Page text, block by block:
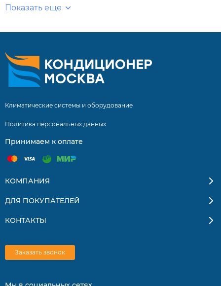
Показать еще
Климатические системы и оборудование
Политика персональных данных
Принимаем к оплате
КОМПАНИЯ
ДЛЯ ПОКУПАТЕЛЕЙ
КОНТАКТЫ
Заказать звонок